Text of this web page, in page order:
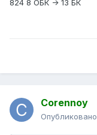
824 8 ОБК -> 13 БК
Corennoy
Опубликовано